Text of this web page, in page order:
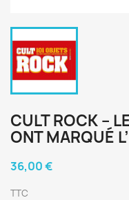
CULT ROCK –
ONT MARQUÉ
36,00 €
TTC